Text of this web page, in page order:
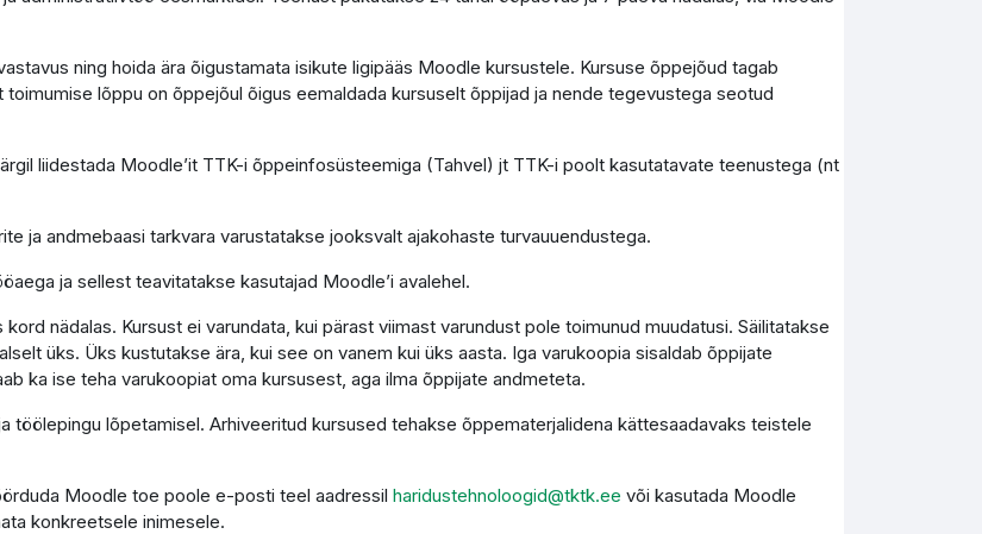
ning hoida ära õigustamata isikute ligipääs Moodle kursustele. Kursuse õppejõud tagab
lõppu on õppejõul õigus eemaldada kursuselt õppijad ja nende tegevustega seotud
liidestada Moodle’it TTK-i õppeinfosüsteemiga (Tahvel) jt TTK-i poolt kasutatavate teenustega (nt
ja andmebaasi tarkvara varustatakse jooksvalt ajakohaste turvauuendustega.
ja sellest teavitatakse kasutajad Moodle’i avalehel.
nädalas. Kursust ei varundata, kui pärast viimast varundust pole toimunud muudatusi. Säilitatakse
üks. Üks kustutakse ära, kui see on vanem kui üks aasta. Iga varukoopia sisaldab õppijate
ka ise teha varukoopiat oma kursusest, aga ilma õppijate andmeteta.
töölepingu lõpetamisel. Arhiveeritud kursused tehakse õppematerjalidena kättesaadavaks teistele
Moodle toe poole e-posti teel aadressil haridustehnoloogid@tktk.ee või kasutada Moodle
konkreetsele inimesele.